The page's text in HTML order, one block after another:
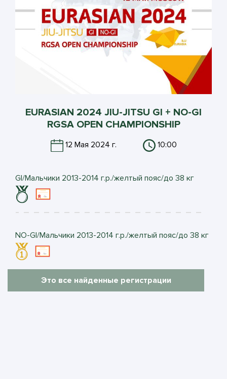
EURASIAN 2024 JIU-JITSU GI + NO-GI
RGSA OPEN CHAMPIONSHIP
12 Мая 2024 г. 10:00
GI/Мальчики 2013-2014 г.р./желтый пояс/до 38 кг
NO-GI/Мальчики 2013-2014 г.р./желтый пояс/до 38 кг
Это все найденные регистрации